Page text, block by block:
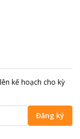
kế hoạch cho kỳ
Đăng ký